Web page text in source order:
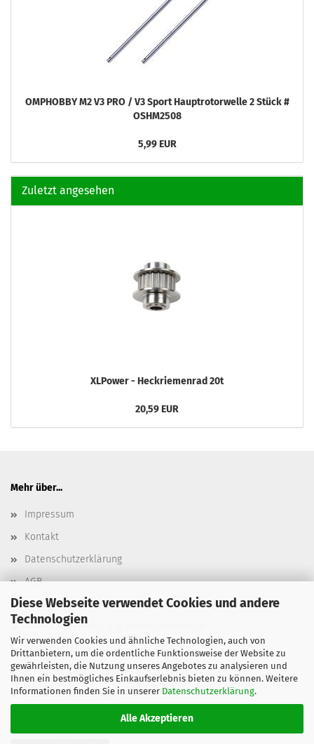
Diese Webseite verwendet Cookies und andere
Technologien
Wir verwenden Cookies und ähnliche Technologien, auch von
Drittanbietern, um die ordentliche Funktionsweise der Website zu
gewährleisten, die Nutzung unseres Angebotes zu analysieren und
Ihnen ein bestmögliches Einkaufserlebnis bieten zu können. Weitere
Informationen finden Sie in unserer Datenschutzerklärung.
Alle Akzeptieren
OMPHOBBY M2 V3 PRO / V3 Sport Hauptrotorwelle 2 Stück #
OSHM2508
5,99 EUR
Zuletzt angesehen
XLPower - Heckriemenrad 20t
20,59 EUR
Mehr über...
Impressum
Kontakt
Datenschutzerklärung
AGB
Versand- & Zahlungsbedingungen, Versandkosten
Widerrufsbelehrung & Widerrufsformular
Batterieentsorgung
Elektroaltgeräteentsorgung
Cookie Einstellungen